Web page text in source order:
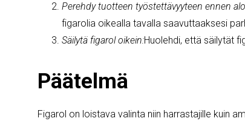
Perehdy tuotteen työstettävyyteen ennen
figarolia oikealla tavalla saavuttaaksesi
Säilytä figarol oikein:Huolehdi, että säilytät
Päätelmä
Figarol on loistava valinta niin harrastajille kuin